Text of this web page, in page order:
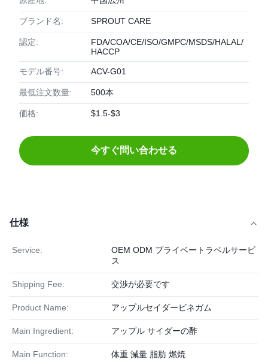
ブランド名: SPROUT CARE
認定:
FDA/COA/CE/ISO/GMPC/MSDS/HALAL/
HACCP
モデル番号: ACV-G01
最低注文数量: 500本
価格: $1.5-$3
今すぐ問い合わせる
仕様
Service:
OEM ODM プライベートラベルサービ
ス
Shipping Fee: 交渉が必要です
Product Name: アップルセイダービネガム
Main Ingredient: アップル サイダーの酢
Main Function: 体重 減量 脂肪 燃焼